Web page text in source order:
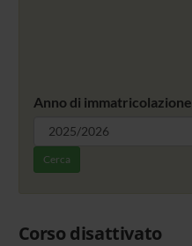
Anno di immatricolazione
Cerca
Corso disattivato